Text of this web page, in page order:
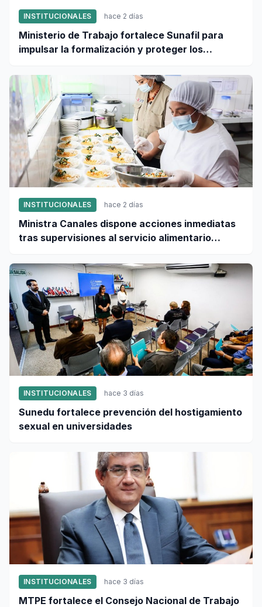
INSTITUCIONALES hace 2 días
Ministerio de Trabajo fortalece Sunafil para
impulsar la formalización y proteger los
INSTITUCIONALES hace 2 días
Ministra Canales dispone acciones inmediatas
tras supervisiones al servicio alimentario
INSTITUCIONALES hace 3 días
Sunedu fortalece prevención del hostigamiento
sexual en universidades
INSTITUCIONALES hace 3 días
MTPE fortalece el Consejo Nacional de Trabajo